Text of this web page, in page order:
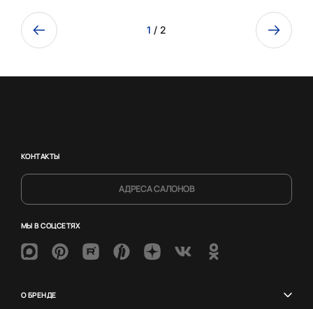
1 / 2
КОНТАКТЫ
АДРЕСА САЛОНОВ
МЫ В СОЦСЕТЯХ
О БРЕНДЕ